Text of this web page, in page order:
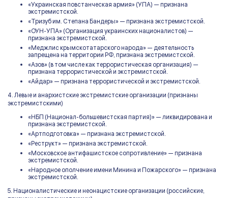
«Украинская повстанческая армия» (УПА) — признана
экстремистской.
«Тризуб им. Степана Бандеры» — признана экстремистской.
«ОУН-УПА» (Организация украинских националистов) —
признана экстремистской.
«Меджлис крымскотатарского народа» — деятельность
запрещена на территории РФ, признана экстремистской.
«Азов» (в том числе как террористическая организация) —
признана террористической и экстремистской.
«Айдар» — признана террористической и экстремистской.
4. Левые и анархистские экстремистские организации (признаны
экстремистскими)
«НБП (Национал-большевистская партия)» — ликвидирована и
признана экстремистской.
«Артподготовка» — признана экстремистской.
«Реструкт» — признана экстремистской.
«Московское антифашистское сопротивление» — признана
экстремистской.
«Народное ополчение имени Минина и Пожарского» — признана
экстремистской.
5. Националистические и неонацистские организации (российские,